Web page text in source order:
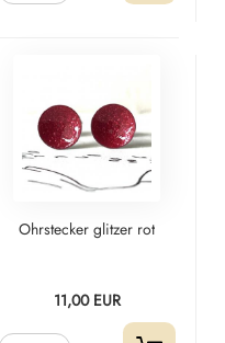
Ohrstecker glitzer rot
11,00 EUR